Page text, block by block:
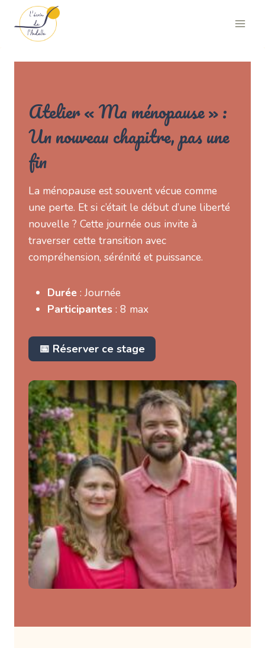
contenu
Atelier « Ma ménopause » :
Un nouveau chapitre, pas une
fin
La ménopause est souvent vécue comme
une perte. Et si c’était le début d’une liberté
nouvelle ? Cette journée ous invite à
traverser cette transition avec
compréhension, sérénité et puissance.
Durée : Journée
Participantes : 8 max
📅 Réserver ce stage